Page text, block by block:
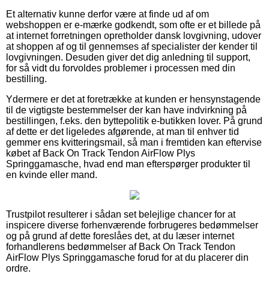
Et alternativ kunne derfor være at finde ud af om
webshoppen er e-mærke godkendt, som ofte er et billede på
at internet forretningen opretholder dansk lovgivning, udover
at shoppen af og til gennemses af specialister der kender til
lovgivningen. Desuden giver det dig anledning til support,
for så vidt du forvoldes problemer i processen med din
bestilling.
Ydermere er det at foretrække at kunden er hensynstagende
til de vigtigste bestemmelser der kan have indvirkning på
bestillingen, f.eks. den byttepolitik e-butikken lover. På grund
af dette er det ligeledes afgørende, at man til enhver tid
gemmer ens kvitteringsmail, så man i fremtiden kan eftervise
købet af Back On Track Tendon AirFlow Plys
Springgamasche, hvad end man efterspørger produkter til
en kvinde eller mand.
Trustpilot resulterer i sådan set belejlige chancer for at
inspicere diverse forhenværende forbrugeres bedømmelser
og på grund af dette foreslåes det, at du læser internet
forhandlerens bedømmelser af Back On Track Tendon
AirFlow Plys Springgamasche forud for at du placerer din
ordre.